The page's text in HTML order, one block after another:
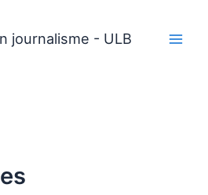
journalisme - ULB